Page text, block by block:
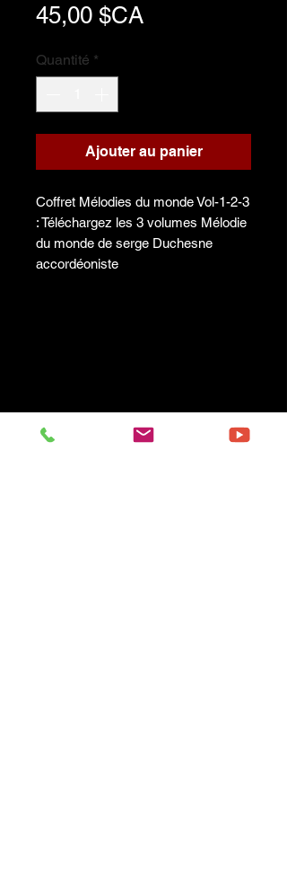
45,00 $CAPrix
Quantité *
Ajouter au panier
Coffret Mélodies du monde Vol-1-2-3
: Téléchargez les 3 volumes Mélodie
du monde de serge Duchesne
accordéoniste